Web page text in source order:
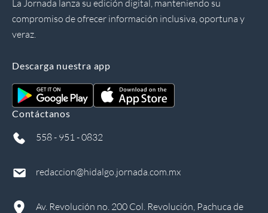
La Jornada lanza su edición digital, manteniendo su
compromiso de ofrecer información inclusiva, oportuna y
veraz.
Descarga nuestra app
Contáctanos
558 - 951 - 0832
redaccion@hidalgo.jornada.com.mx
Av. Revolución no. 200 Col. Revolución, Pachuca de